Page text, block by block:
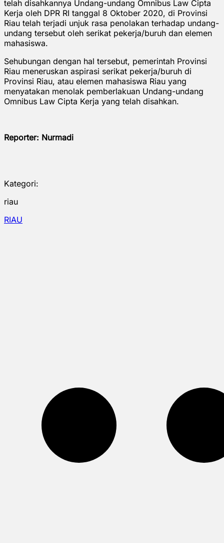
telah disahkannya Undang-undang Omnibus Law Cipta
Kerja oleh DPR RI tanggal 8 Oktober 2020, di Provinsi
Riau telah terjadi unjuk rasa penolakan terhadap undang-
undang tersebut oleh serikat pekerja/buruh dan elemen
mahasiswa.
Sehubungan dengan hal tersebut, pemerintah Provinsi
Riau meneruskan aspirasi serikat pekerja/buruh di
Provinsi Riau, atau elemen mahasiswa Riau yang
menyatakan menolak pemberlakuan Undang-undang
Omnibus Law Cipta Kerja yang telah disahkan.
Reporter: Nurmadi
Kategori:
riau
RIAU